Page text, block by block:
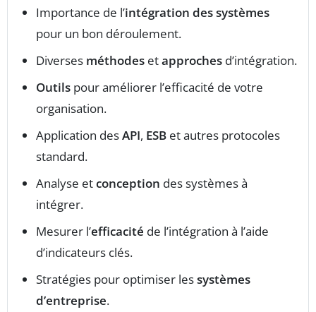
Importance de l’intégration des systèmes
pour un bon déroulement.
Diverses méthodes etapproches d’intégration.
Outils pour améliorer l’efficacité de votre
organisation.
Application desAPI, ESB et autres protocoles
standard.
Analyse etconception des systèmes à
intégrer.
Mesurer l’efficacité de l’intégration à l’aide
d’indicateurs clés.
Stratégies pour optimiser lessystèmes
d’entreprise.